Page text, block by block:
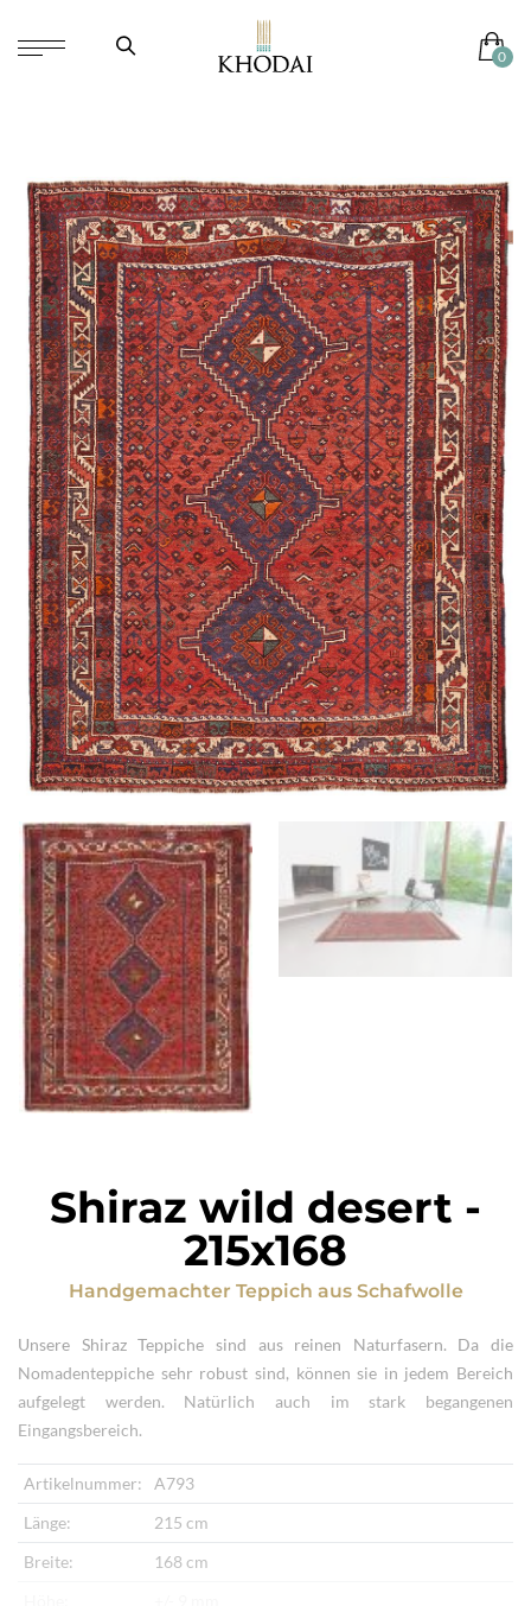
Shiraz wild desert -
215x168
Handgemachter Teppich aus Schafwolle
Unsere Shiraz Teppiche sind aus reinen Naturfasern. Da die
Nomadenteppiche sehr robust sind, können sie in jedem Bereich
aufgelegt werden. Natürlich auch im stark begangenen
Eingangsbereich.
Artikelnummer:
A793
Länge:
215 cm
Breite:
168 cm